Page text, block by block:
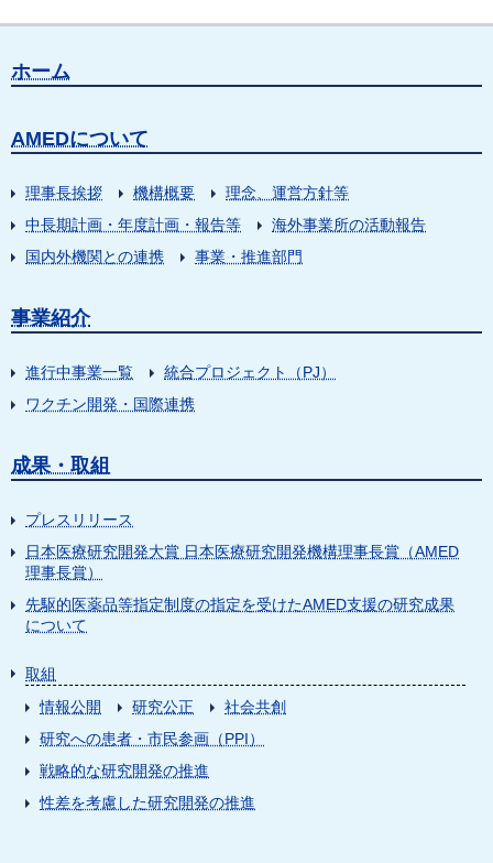
ホーム
AMEDについて
理事長挨拶 機構概要
理念、運営方針等
中長期計画・年度計画・報告等
海外事業所の活動報告
国内外機関との連携
事業・推進部門
事業紹介
進行中事業一覧
統合プロジェクト（PJ）
ワクチン開発・国際連携
成果・取組
プレスリリース
日本医療研究開発大賞 日本医療研究開発機構理事長賞（AMED
理事長賞）
先駆的医薬品等指定制度の指定を受けたAMED支援の研究成果
について
取組
情報公開
研究公正
社会共創
研究への患者・市民参画（PPI）
戦略的な研究開発の推進
性差を考慮した研究開発の推進